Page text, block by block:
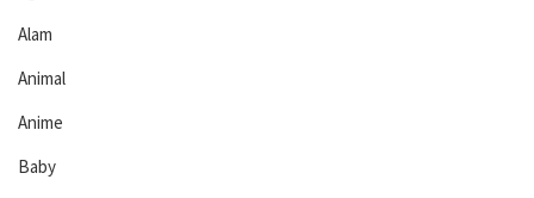
Alam
Animal
Anime
Baby